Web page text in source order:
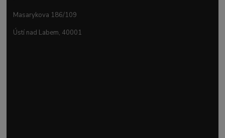
Masarykova 186/109
Ústí nad Labem, 40001